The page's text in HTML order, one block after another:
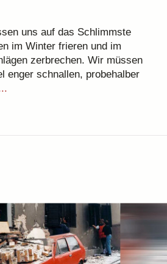
uns auf das Schlimmste
im Winter frieren und im
zerbrechen. Wir müssen
enger schnallen, probehalber